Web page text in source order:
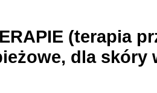
(terapia
dla